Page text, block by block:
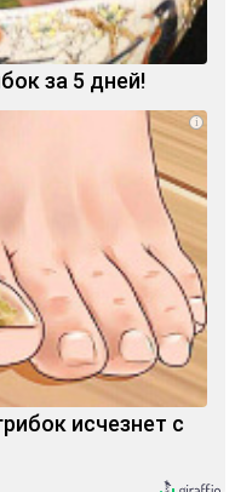
за 5 дней!
i
исчезнет с